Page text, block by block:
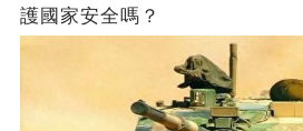
護國家安全嗎？